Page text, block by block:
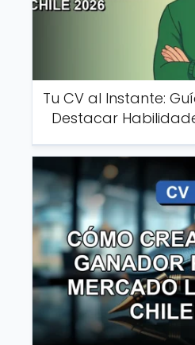
Tu CV al Instante:
Destacar